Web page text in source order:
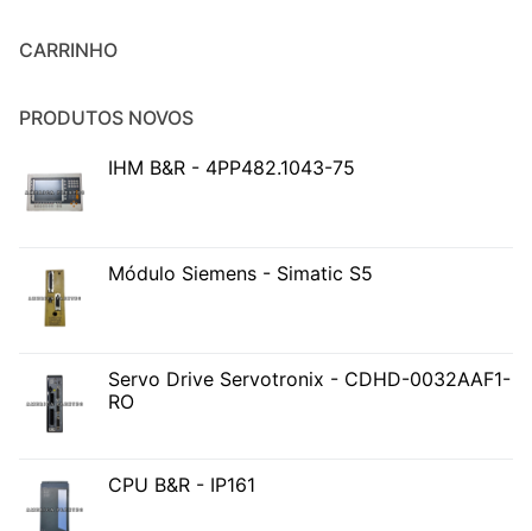
CARRINHO
PRODUTOS NOVOS
IHM B&R - 4PP482.1043-75
Módulo Siemens - Simatic S5
Servo Drive Servotronix - CDHD-0032AAF1-
RO
CPU B&R - IP161